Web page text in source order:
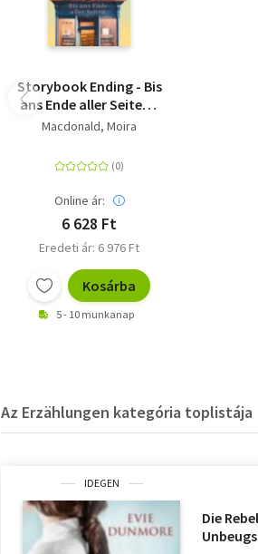
Storybook Ending - Bis
ans Ende aller Seiten -
Roman | Die perfekte
Coziness und
Originalität - warm,
tröstlich, urkomisch.
Macdonald, Moira
Online ár:
6 628 Ft
Eredeti ár: 6 976 Ft
Kosárba
5 - 10 munkanap
Az Erzählungen kategória toplistája
IDEGEN
Die